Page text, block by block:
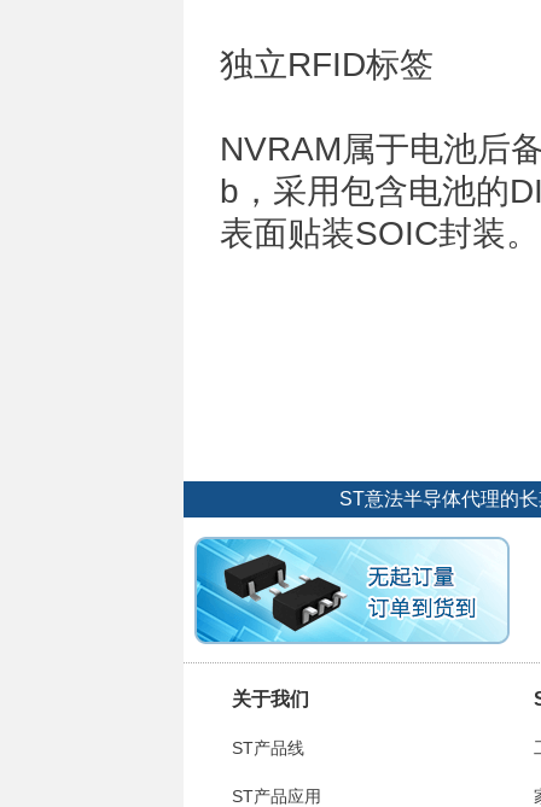
独立RFID标签
NVRAM属于电池后
b，采用包含电池的
表面贴装SOIC封装
ST意法半导体代理的
关于我们
ST产品线
ST产品应用